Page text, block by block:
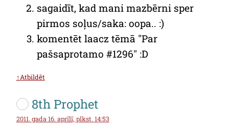
sagaidīt, kad mani mazbērni sper
pirmos soļus/saka: oopa.. :)
komentēt laacz tēmā "Par
pašsaprotamo #1296" :D
↑Atbildēt
8th Prophet
2011. gada 16. aprīlī, plkst. 14:53